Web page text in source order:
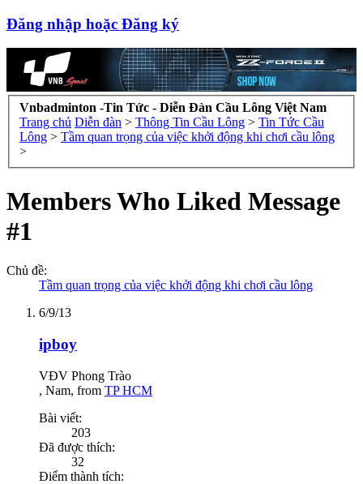
Đăng nhập hoặc Đăng ký
Vnbadminton -Tin Tức - Diễn Đàn Cầu Lông Việt Nam
Trang chủ Diễn đàn > Thông Tin Cầu Lông > Tin Tức Cầu
Lông > Tầm quan trọng của việc khởi động khi chơi cầu lông
>
Members Who Liked Message
#1
Chủ đề:
Tầm quan trọng của việc khởi động khi chơi cầu lông
6/9/13
ipboy
VĐV Phong Trào
, Nam, from TP HCM
Bài viết:
203
Đã được thích:
32
Điểm thành tích: